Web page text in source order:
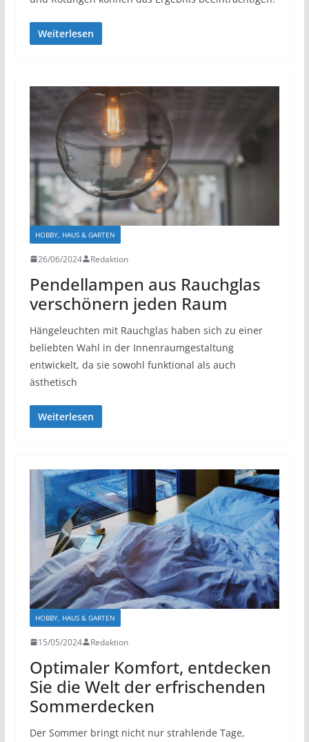
Weiterlesen
HOBBY, HAUS & GARTEN
26/06/2024 Redaktion
Pendellampen aus Rauchglas
verschönern jeden Raum
Hängeleuchten mit Rauchglas haben sich zu einer
beliebten Wahl in der Innenraumgestaltung
entwickelt, da sie sowohl funktional als auch
ästhetisch
Weiterlesen
HOBBY, HAUS & GARTEN
15/05/2024 Redaktion
Optimaler Komfort, entdecken
Sie die Welt der erfrischenden
Sommerdecken
Der Sommer bringt nicht nur strahlende Tage,